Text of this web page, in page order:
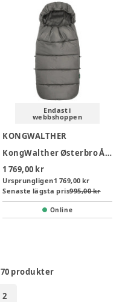
Endast i
webbshoppen
KONGWALTHER
KongWalther Østerbro Åkpåse - Puffer Grey
1 769,00 kr
Ursprungligen1 769,00 kr
Senaste lägsta pris995,00 kr
Online
70 produkter
2